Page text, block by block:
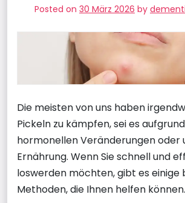
Posted on 30 März 2026 by
Die meisten von uns haben
Pickeln zu kämpfen, sei es
hormonellen Veränderungen oder
Ernährung. Wenn Sie schnell und
loswerden möchten, gibt es einige
Methoden, die Ihnen helfen können.